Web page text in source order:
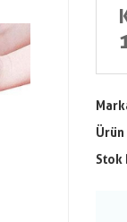
Ürün
Stok